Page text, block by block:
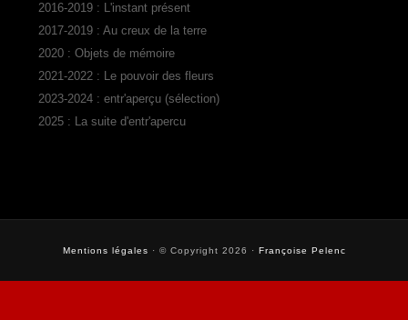
2016-2019 : L'instant présent
2017-2019 : Au creux de la terre
2020 : Objets de mémoire
2021-2022 : Le pouvoir des fleurs
2023-2024 : entr'aperçu (sélection)
2025 : La suite d'entr'apercu
Mentions légales · © Copyright 2026 · Françoise Pelenc